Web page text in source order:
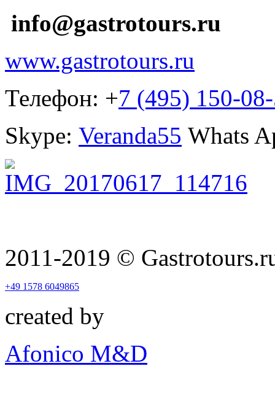
info@gastrotours.ru
www.gastrotours.ru
Телефон: +7 (495) 150-
Skype: Veranda55 Whats
2011-2019 ©
+49 1578 6049865
created by
Afonico M&D